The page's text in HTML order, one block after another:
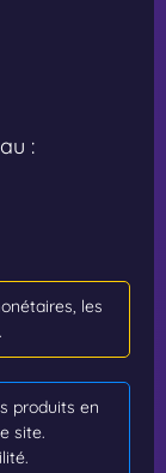
:
les
produits en
site.